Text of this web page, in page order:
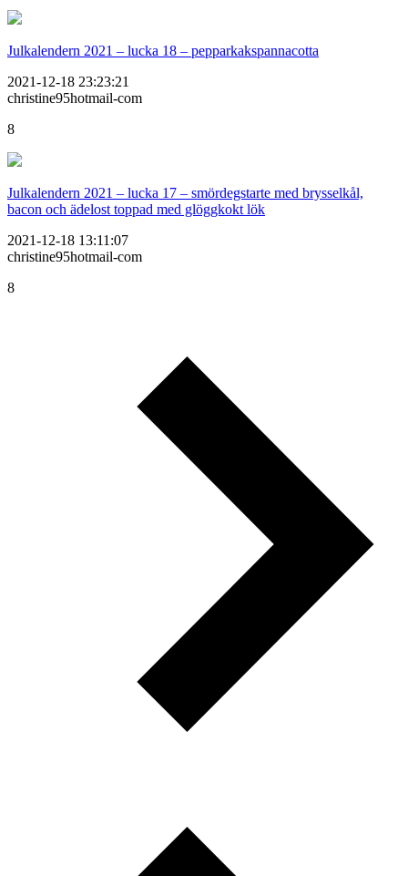
Julkalendern 2021 – lucka 18 – pepparkakspannacotta
2021-12-18 23:23:21
christine95hotmail-com
8
Julkalendern 2021 – lucka 17 – smördegstarte med brysselkål,
bacon och ädelost toppad med glöggkokt lök
2021-12-18 13:11:07
christine95hotmail-com
8